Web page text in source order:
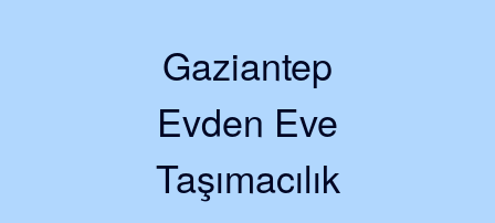
Gaziantep
Evden Eve
Taşımacılık